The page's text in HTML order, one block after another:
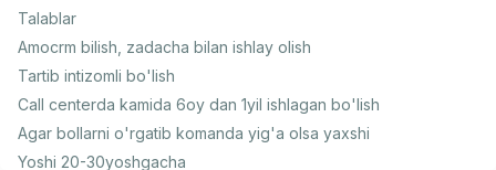
Сотув бўйича агент
LION_ESTATE
Full time job
Ish joyidan
СЕФР Инглиз Тили Ўқитувчиси
2,000,000 - 10,000,000 sum
Talablar
Amocrm bilish, zadacha bilan ishlay olish
Tartib intizomli bo'lish
Call centerda kamida 6oy dan 1yil ishlagan bo'lish
Agar bollarni o'rgatib komanda yig'a olsa yaxshi
Yoshi 20-30yoshgacha
Вакансиялар Соҳалар Корхоналар